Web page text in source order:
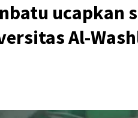
ucapkan
Al-